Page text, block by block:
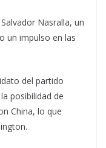
Nasralla, un
un impulso en las
del partido
posibilidad de
China, lo que